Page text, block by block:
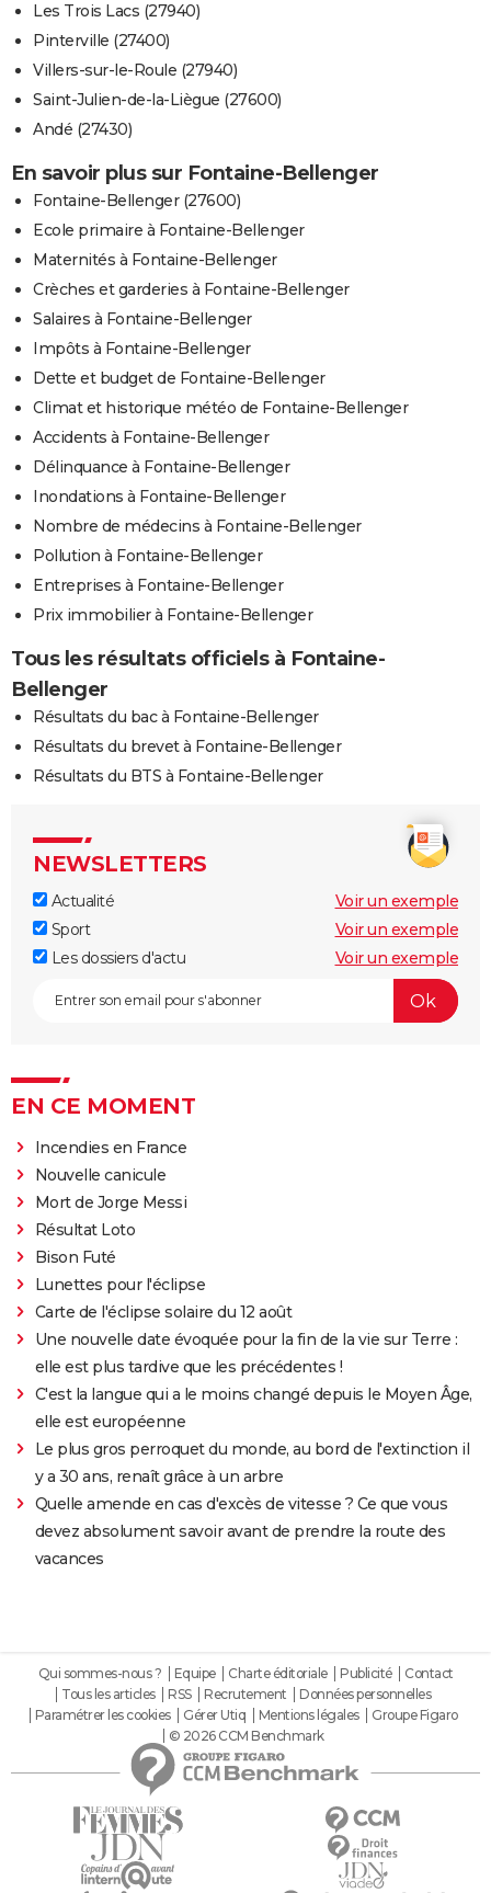
Les Trois Lacs (27940)
Pinterville (27400)
Villers-sur-le-Roule (27940)
Saint-Julien-de-la-Liègue (27600)
Andé (27430)
En savoir plus sur Fontaine-Bellenger
Fontaine-Bellenger (27600)
Ecole primaire à Fontaine-Bellenger
Maternités à Fontaine-Bellenger
Crèches et garderies à Fontaine-Bellenger
Salaires à Fontaine-Bellenger
Impôts à Fontaine-Bellenger
Dette et budget de Fontaine-Bellenger
Climat et historique météo de Fontaine-Bellenger
Accidents à Fontaine-Bellenger
Délinquance à Fontaine-Bellenger
Inondations à Fontaine-Bellenger
Nombre de médecins à Fontaine-Bellenger
Pollution à Fontaine-Bellenger
Entreprises à Fontaine-Bellenger
Prix immobilier à Fontaine-Bellenger
Tous les résultats officiels à Fontaine-
Bellenger
Résultats du bac à Fontaine-Bellenger
Résultats du brevet à Fontaine-Bellenger
Résultats du BTS à Fontaine-Bellenger
NEWSLETTERS
Actualité
Voir un exemple
Sport
Voir un exemple
Les dossiers d'actu
Voir un exemple
EN CE MOMENT
Incendies en France
Nouvelle canicule
Mort de Jorge Messi
Résultat Loto
Bison Futé
Lunettes pour l'éclipse
Carte de l'éclipse solaire du 12 août
Une nouvelle date évoquée pour la fin de la vie sur Terre :
elle est plus tardive que les précédentes !
C'est la langue qui a le moins changé depuis le Moyen Âge,
elle est européenne
Le plus gros perroquet du monde, au bord de l'extinction il
y a 30 ans, renaît grâce à un arbre
Quelle amende en cas d'excès de vitesse ? Ce que vous
devez absolument savoir avant de prendre la route des
vacances
Qui sommes-nous ? Equipe Charte éditoriale Publicité
Contact
Tous les articles
RSS Recrutement
Données personnelles
Paramétrer les cookies
Gérer Utiq Mentions légales
Groupe Figaro
© 2026 CCM Benchmark